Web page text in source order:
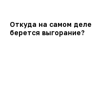
Откуда на самом деле
берется выгорание?